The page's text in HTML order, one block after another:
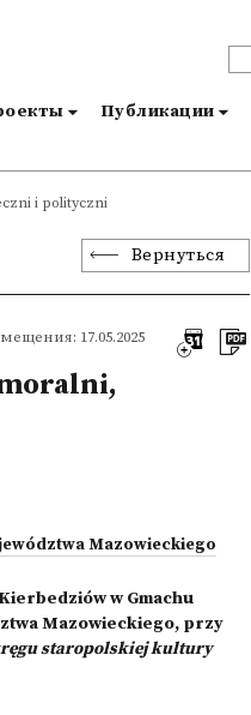
Публикации
i polityczni
Вернуться
17.05.2025
Mazowieckiego
w Gmachu
Mazowieckiego, przy
staropolskiej kultury